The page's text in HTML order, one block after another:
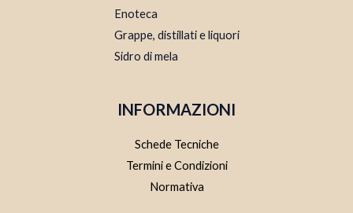
Enoteca
Grappe, distillati e liquori
Sidro di mela
INFORMAZIONI
Schede Tecniche
Termini e Condizioni
Normativa